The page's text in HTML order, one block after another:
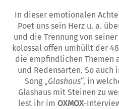
In dieser emotionalen
Poet uns sein Herz u. a.
und die Trennung von
kolossal offen umhüllt der
die empfindlichen Themen
und Redensarten. So auch
Song „Glashaus“, in
Glashaus mit Steinen zu
lest ihr im OXMOX-